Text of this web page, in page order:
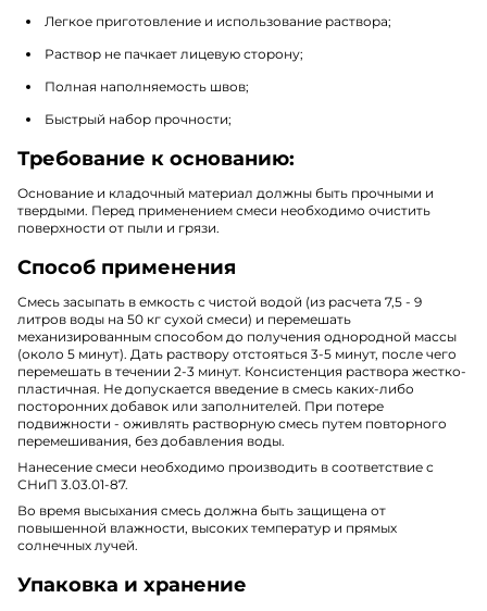
Легкое приготовление и использование раствора;
Раствор не пачкает лицевую сторону;
Полная наполняемость швов;
Быстрый набор прочности;
Требование к основанию:
Основание и кладочный материал должны быть прочными и
твердыми. Перед применением смеси необходимо очистить
поверхности от пыли и грязи.
Способ применения
Смесь засыпать в емкость с чистой водой (из расчета 7,5 - 9
литров воды на 50 кг сухой смеси) и перемешать
механизированным способом до получения однородной массы
(около 5 минут). Дать раствору отстояться 3-5 минут, после чего
перемешать в течении 2-3 минут. Консистенция раствора жестко-
пластичная. Не допускается введение в смесь каких-либо
посторонних добавок или заполнителей. При потере
подвижности - оживлять растворную смесь путем повторного
перемешивания, без добавления воды.
Нанесение смеси необходимо производить в соответствие с
СНиП 3.03.01-87.
Во время высыхания смесь должна быть защищена от
повышенной влажности, высоких температур и прямых
солнечных лучей.
Упаковка и хранение